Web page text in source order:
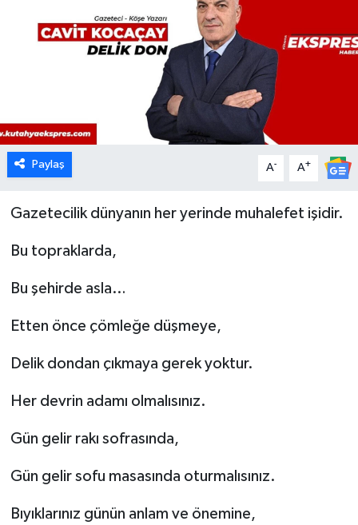
Paylaş A- A+
Gazetecilik dünyanın her yerinde muhalefet işidir.
Bu topraklarda,
Bu şehirde asla…
Etten önce çömleğe düşmeye,
Delik dondan çıkmaya gerek yoktur.
Her devrin adamı olmalısınız.
Gün gelir rakı sofrasında,
Gün gelir sofu masasında oturmalısınız.
Bıyıklarınız günün anlam ve önemine,
Dünya
Emet
Hisarcık
İlçeler
Köşe Yazıları
Kültür Sanat
Kütahya